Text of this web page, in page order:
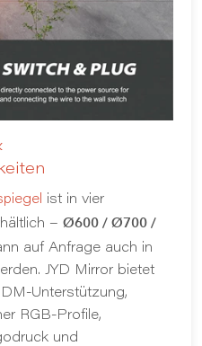
ist in vier
– Ø600 / Ø700 /
auf Anfrage auch in
JYD Mirror bietet
Unterstützung,
RGB-Profile,
und